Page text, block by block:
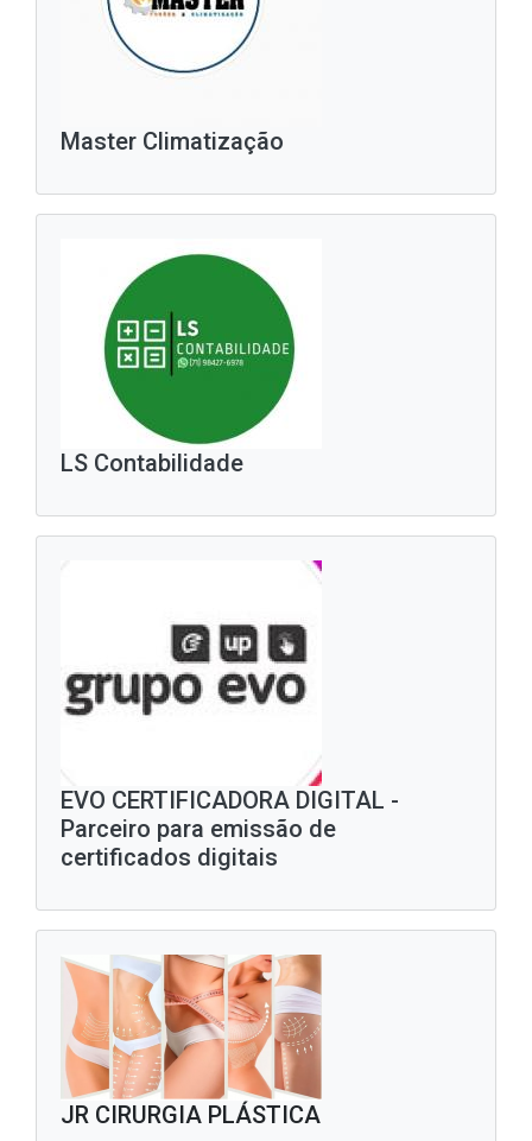
Master Climatização
LS Contabilidade
EVO CERTIFICADORA DIGITAL -
Parceiro para emissão de
certificados digitais
JR CIRURGIA PLÁSTICA